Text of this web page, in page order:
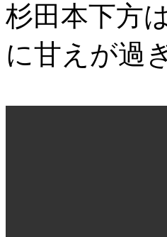
杉田本下方
に甘えが過